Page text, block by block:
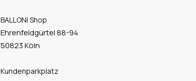
BALLONI Shop
Ehrenfeldgürtel 88-94
50823 Köln
Kundenparkplatz